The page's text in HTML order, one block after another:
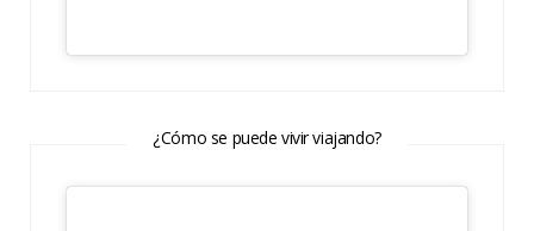
¿Cómo se puede vivir viajando?